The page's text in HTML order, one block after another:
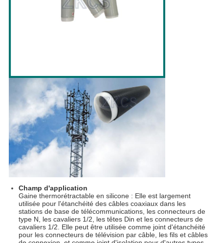
Champ d'application
Gaine thermorétractable en silicone : Elle est largement
utilisée pour l'étanchéité des câbles coaxiaux dans les
stations de base de télécommunications, les connecteurs de
type N, les cavaliers 1/2, les têtes Din et les connecteurs de
cavaliers 1/2. Elle peut être utilisée comme joint d'étanchéité
pour les connecteurs de télévision par câble, les fils et câbles